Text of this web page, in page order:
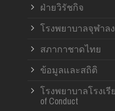
ฝ่ายวิรัชกิจ
โรงพยาบาลจุฬา
สภากาชาดไทย
ข้อมูลและสถิติ
โรงพยาบาลโรงเ
of Conduct